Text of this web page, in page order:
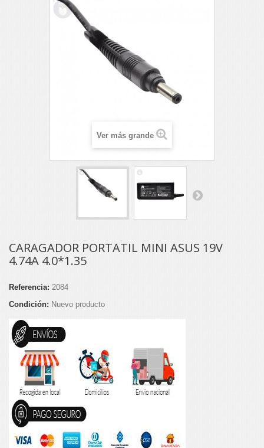
Ver más grande
CARAGADOR PORTATIL MINI ASUS 19V
4.74A 4.0*1.35
Referencia: 2084
Condición: Nuevo producto